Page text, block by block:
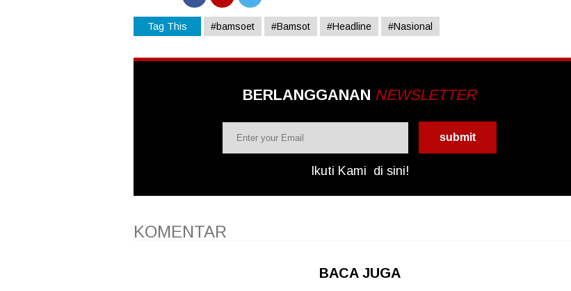
Tag This #bamsoet #Bamsot #Headline #Nasional
BERLANGGANAN NEWSLETTER
Ikuti Kami di sini!
KOMENTAR
BACA JUGA